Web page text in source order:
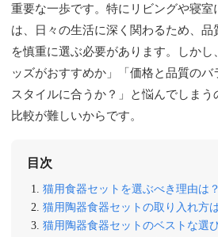
重要な一歩です。特にリビングや寝室
は、日々の生活に深く関わるため、品
を慎重に選ぶ必要があります。しか
ッズがおすすめか」「価格と品質の
スタイルに合うか？」と悩んでしまう
比較が難しいからです。
目次
猫用食器セットを選ぶべき理由は？
猫用陶器食器セットの取り入れ方
猫用陶器食器セットのベストな選